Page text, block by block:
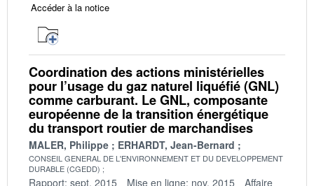
Accéder à la notice
Coordination des actions ministérielles
pour l’usage du gaz naturel liquéfié (GNL)
comme carburant. Le GNL, composante
européenne de la transition énergétique
du transport routier de marchandises
MALER, Philippe ERHARDT, Jean-Bernard
CONSEIL GENERAL DE L'ENVIRONNEMENT ET DU DEVELOPPEMENT
DURABLE (CGEDD)
Rapport: sept. 2015 Mise en ligne: nov. 2015 Affaire